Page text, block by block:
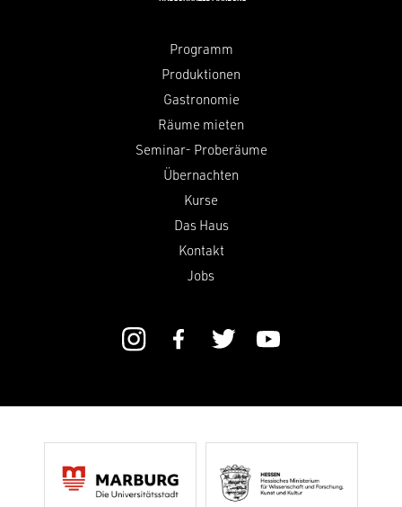
Programm
Produktionen
Gastronomie
Räume mieten
Seminar- Proberäume
Übernachten
Kurse
Das Haus
Kontakt
Jobs